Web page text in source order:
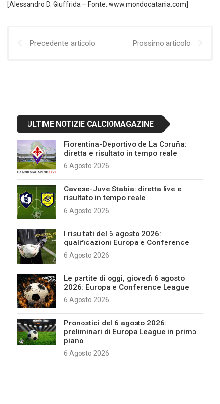
[Alessandro D. Giuffrida – Fonte: www.mondocatania.com]
Precedente articolo Prossimo articolo
ULTIME NOTIZIE CALCIOMAGAZINE
Fiorentina-Deportivo de La Coruña:
diretta e risultato in tempo reale
6 Agosto 2026
Cavese-Juve Stabia: diretta live e
risultato in tempo reale
6 Agosto 2026
I risultati del 6 agosto 2026:
qualificazioni Europa e Conference
6 Agosto 2026
Le partite di oggi, giovedì 6 agosto
2026: Europa e Conference League
6 Agosto 2026
Pronostici del 6 agosto 2026:
preliminari di Europa League in primo
piano
6 Agosto 2026